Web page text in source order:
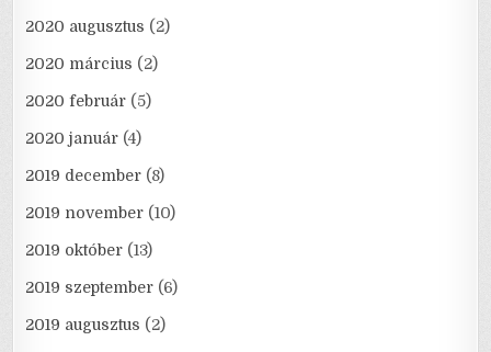
2020 augusztus (2)
2020 március (2)
2020 február (5)
2020 január (4)
2019 december (8)
2019 november (10)
2019 október (13)
2019 szeptember (6)
2019 augusztus (2)